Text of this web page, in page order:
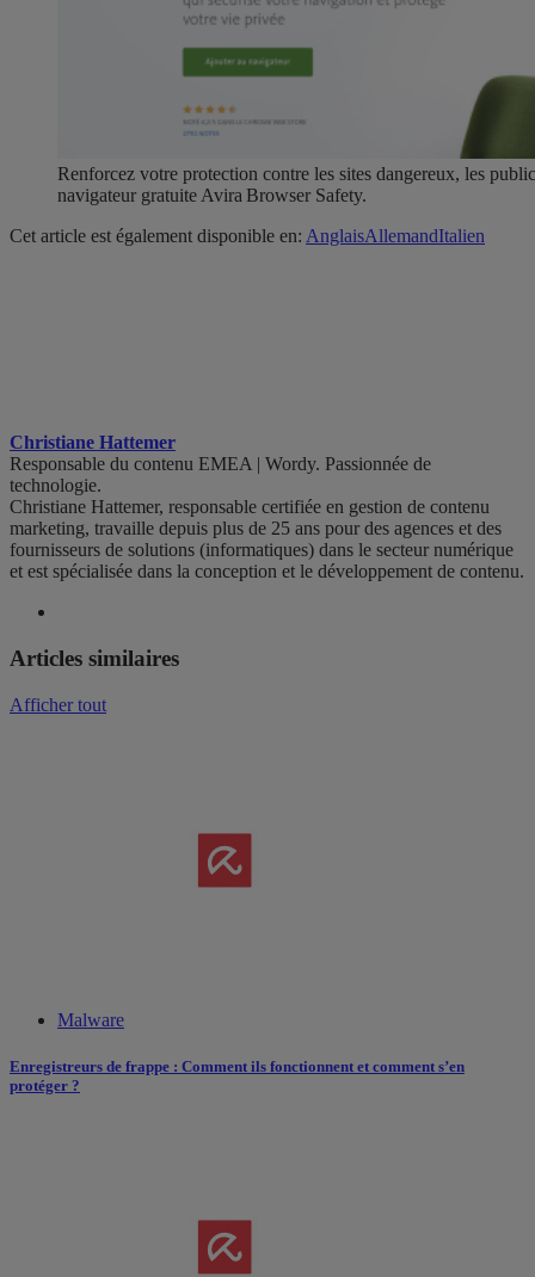
Renforcez votre protection contre les sites dangereux, les
navigateur gratuite Avira Browser Safety.
Cet article est également disponible en: AnglaisAllemandItalien
Christiane Hattemer
Responsable du contenu EMEA | Wordy. Passionnée de
technologie.
Christiane Hattemer, responsable certifiée en gestion de contenu
marketing, travaille depuis plus de 25 ans pour des agences et des
fournisseurs de solutions (informatiques) dans le secteur numérique
et est spécialisée dans la conception et le développement de contenu.
Articles similaires
Afficher tout
Malware
Enregistreurs de frappe : Comment ils fonctionnent et comment s’en
protéger ?